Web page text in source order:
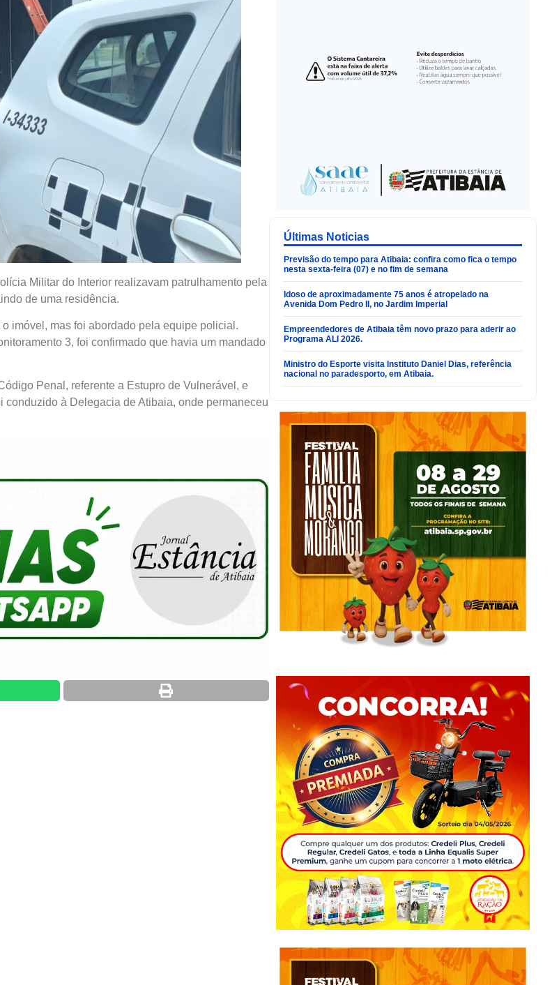
Militar do Interior realizavam patrulhamento pela
de uma residência.
imóvel, mas foi abordado pela equipe policial.
3, foi confirmado que havia um mandado
Penal, referente a Estupro de Vulnerável, e
à Delegacia de Atibaia, onde permaneceu
Últimas Noticias
Previsão do tempo para Atibaia: confira como fica o tempo
nesta sexta-feira (07) e no fim de semana
Idoso de aproximadamente 75 anos é atropelado na
Avenida Dom Pedro II, no Jardim Imperial
Empreendedores de Atibaia têm novo prazo para aderir ao
Programa ALI 2026.
Ministro do Esporte visita Instituto Daniel Dias, referência
nacional no paradesporto, em Atibaia.